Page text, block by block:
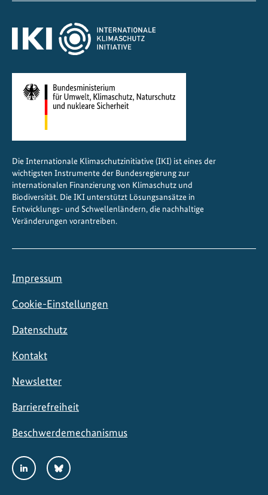
Die Internationale Klimaschutzinitiative (IKI) ist eines der
wichtigsten Instrumente der Bundesregierung zur
internationalen Finanzierung von Klimaschutz und
Biodiversität. Die IKI unterstützt Lösungsansätze in
Entwicklungs- und Schwellenländern, die nachhaltige
Veränderungen vorantreiben.
Impressum
Cookie-Einstellungen
Datenschutz
Kontakt
Newsletter
Barrierefreiheit
Beschwerdemechanismus
Social
Media
LinkedInBluesky